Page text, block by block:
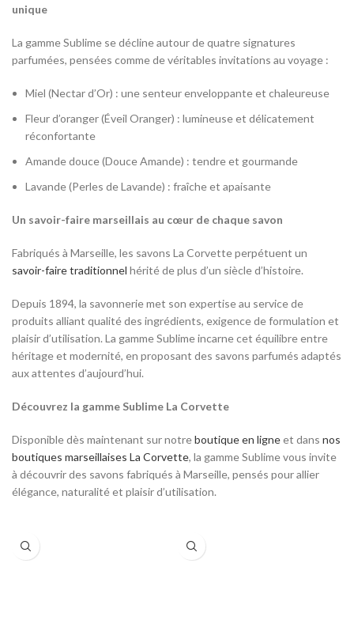
unique
La gamme Sublime se décline autour de quatre signatures
parfumées, pensées comme de véritables invitations au voyage :
Miel (Nectar d’Or) : une senteur enveloppante et chaleureuse
Fleur d’oranger (Éveil Oranger) : lumineuse et délicatement
réconfortante
Amande douce (Douce Amande) : tendre et gourmande
Lavande (Perles de Lavande) : fraîche et apaisante
Un savoir-faire marseillais au cœur de chaque savon
Fabriqués à Marseille, les savons La Corvette perpétuent un
savoir-faire traditionnel hérité de plus d’un siècle d’histoire.
Depuis 1894, la savonnerie met son expertise au service de
produits alliant qualité des ingrédients, exigence de formulation et
plaisir d’utilisation. La gamme Sublime incarne cet équilibre entre
héritage et modernité, en proposant des savons parfumés adaptés
aux attentes d’aujourd’hui.
Découvrez la gamme Sublime La Corvette
Disponible dès maintenant sur notreboutique en ligneet dans nos
boutiques marseillaises La Corvette, la gamme Sublime vous invite
à découvrir des savons fabriqués à Marseille, pensés pour allier
élégance, naturalité et plaisir d’utilisation.